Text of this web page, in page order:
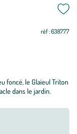
réf : 638777
foncé, le Glaïeul Triton
dans le jardin.